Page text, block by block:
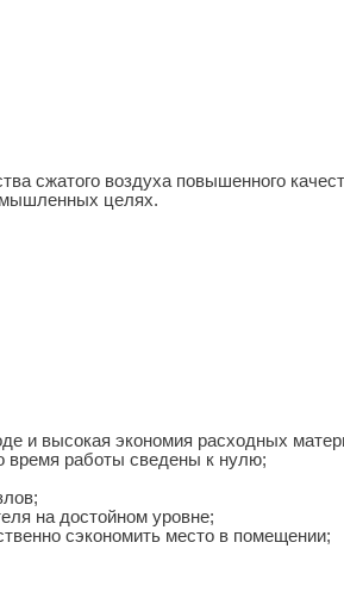
сжатого воздуха повышенного
целях.
и высокая экономия расходных
время работы сведены к нулю;
на достойном уровне;
сэкономить место в помещении;